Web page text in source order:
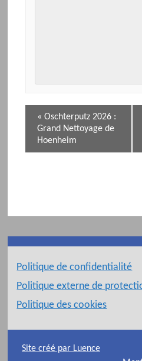
i
n
e
l
é
n
« Oschterputz 2026 :
Grand Nettoyage de
Hoenheim
Politique de confidentialité
Politique externe de
Politique des cookies
Site créé par Luence